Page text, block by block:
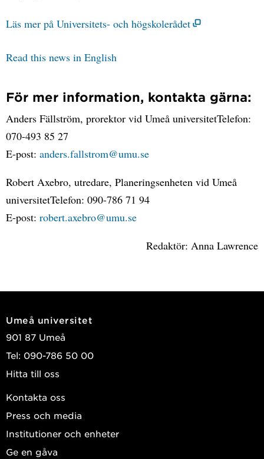
Läs mer på Universitets- och högskolerådet
Read this news in English
För mer information, kontakta gärna:
Anders Fällström, prorektor vid Umeå universitetTelefon:
070-493 85 27
E-post: anders.fallstrom@umu.se
Robert Axebro, utredare, Planeringsenheten vid Umeå
universitetTelefon: 090-786 71 94
E-post: robert.axebro@umu.se
Redaktör: Anna Lawrence
Umeå universitet
901 87 Umeå
Tel: 090-786 50 00
Hitta till oss
Kontakta oss
Press och media
Institutioner och enheter
Ge en gåva